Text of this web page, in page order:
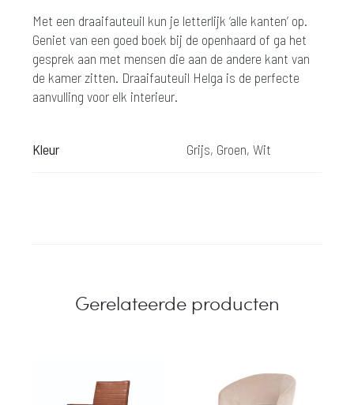
Met een draaifauteuil kun je letterlijk ‘alle kanten’ op.
Geniet van een goed boek bij de openhaard of ga het
gesprek aan met mensen die aan de andere kant van
de kamer zitten. Draaifauteuil Helga is de perfecte
aanvulling voor elk interieur.
Kleur Grijs, Groen, Wit
Gerelateerde producten